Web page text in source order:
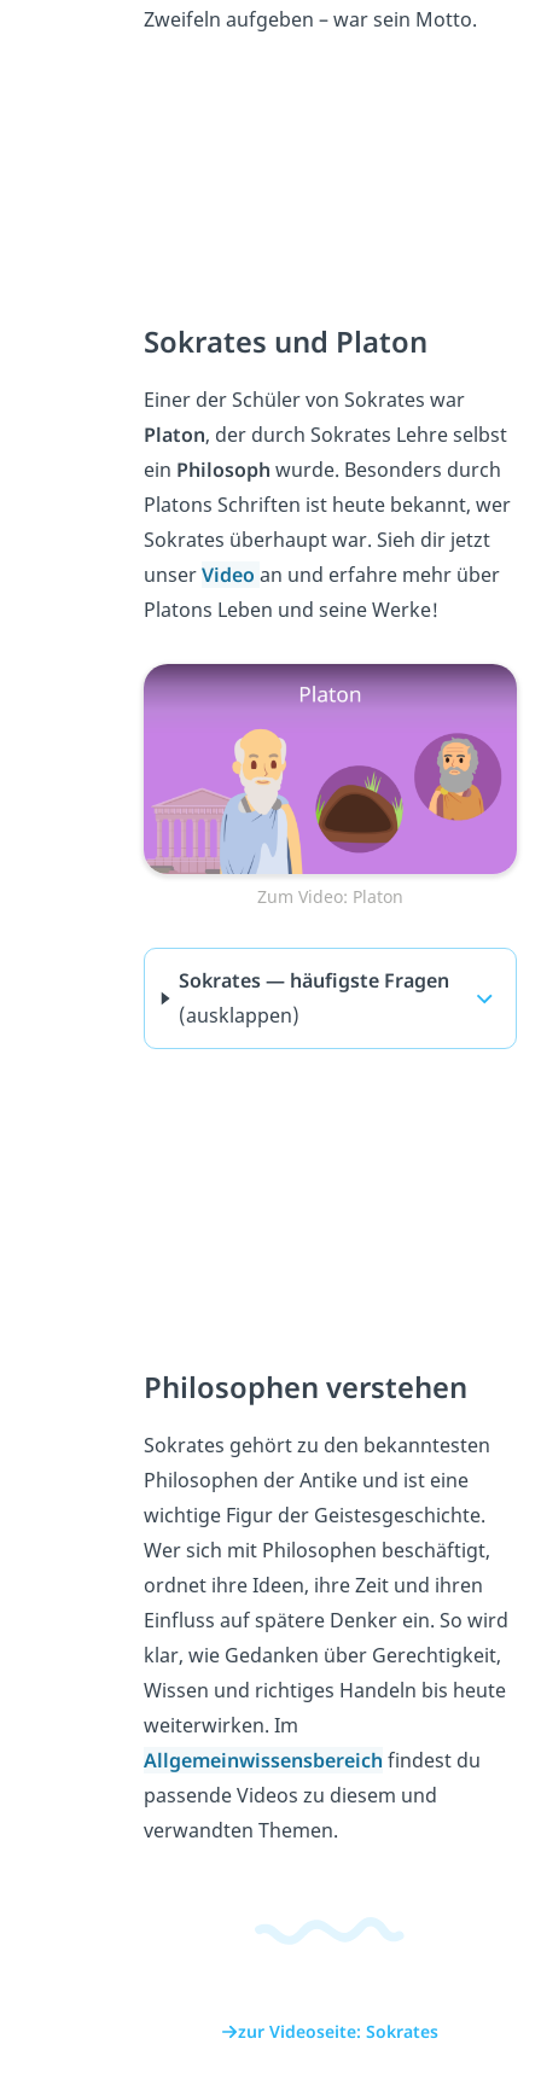
Zweifeln aufgeben – war sein Motto.
Sokrates und Platon
Einer der Schüler von Sokrates war
Platon, der durch Sokrates Lehre selbst
ein Philosoph wurde. Besonders durch
Platons Schriften ist heute bekannt, wer
Sokrates überhaupt war. Sieh dir jetzt
unserVideo an und erfahre mehr über
Platons Leben und seine Werke!
Zum Video: Platon
Sokrates — häufigste Fragen
(ausklappen)
Philosophen verstehen
Sokrates gehört zu den bekanntesten
Philosophen der Antike und ist eine
wichtige Figur der Geistesgeschichte.
Wer sich mit Philosophen beschäftigt,
ordnet ihre Ideen, ihre Zeit und ihren
Einfluss auf spätere Denker ein. So wird
klar, wie Gedanken über Gerechtigkeit,
Wissen und richtiges Handeln bis heute
weiterwirken. Im
Allgemeinwissensbereich findest du
passende Videos zu diesem und
verwandten Themen.
zur Videoseite: Sokrates